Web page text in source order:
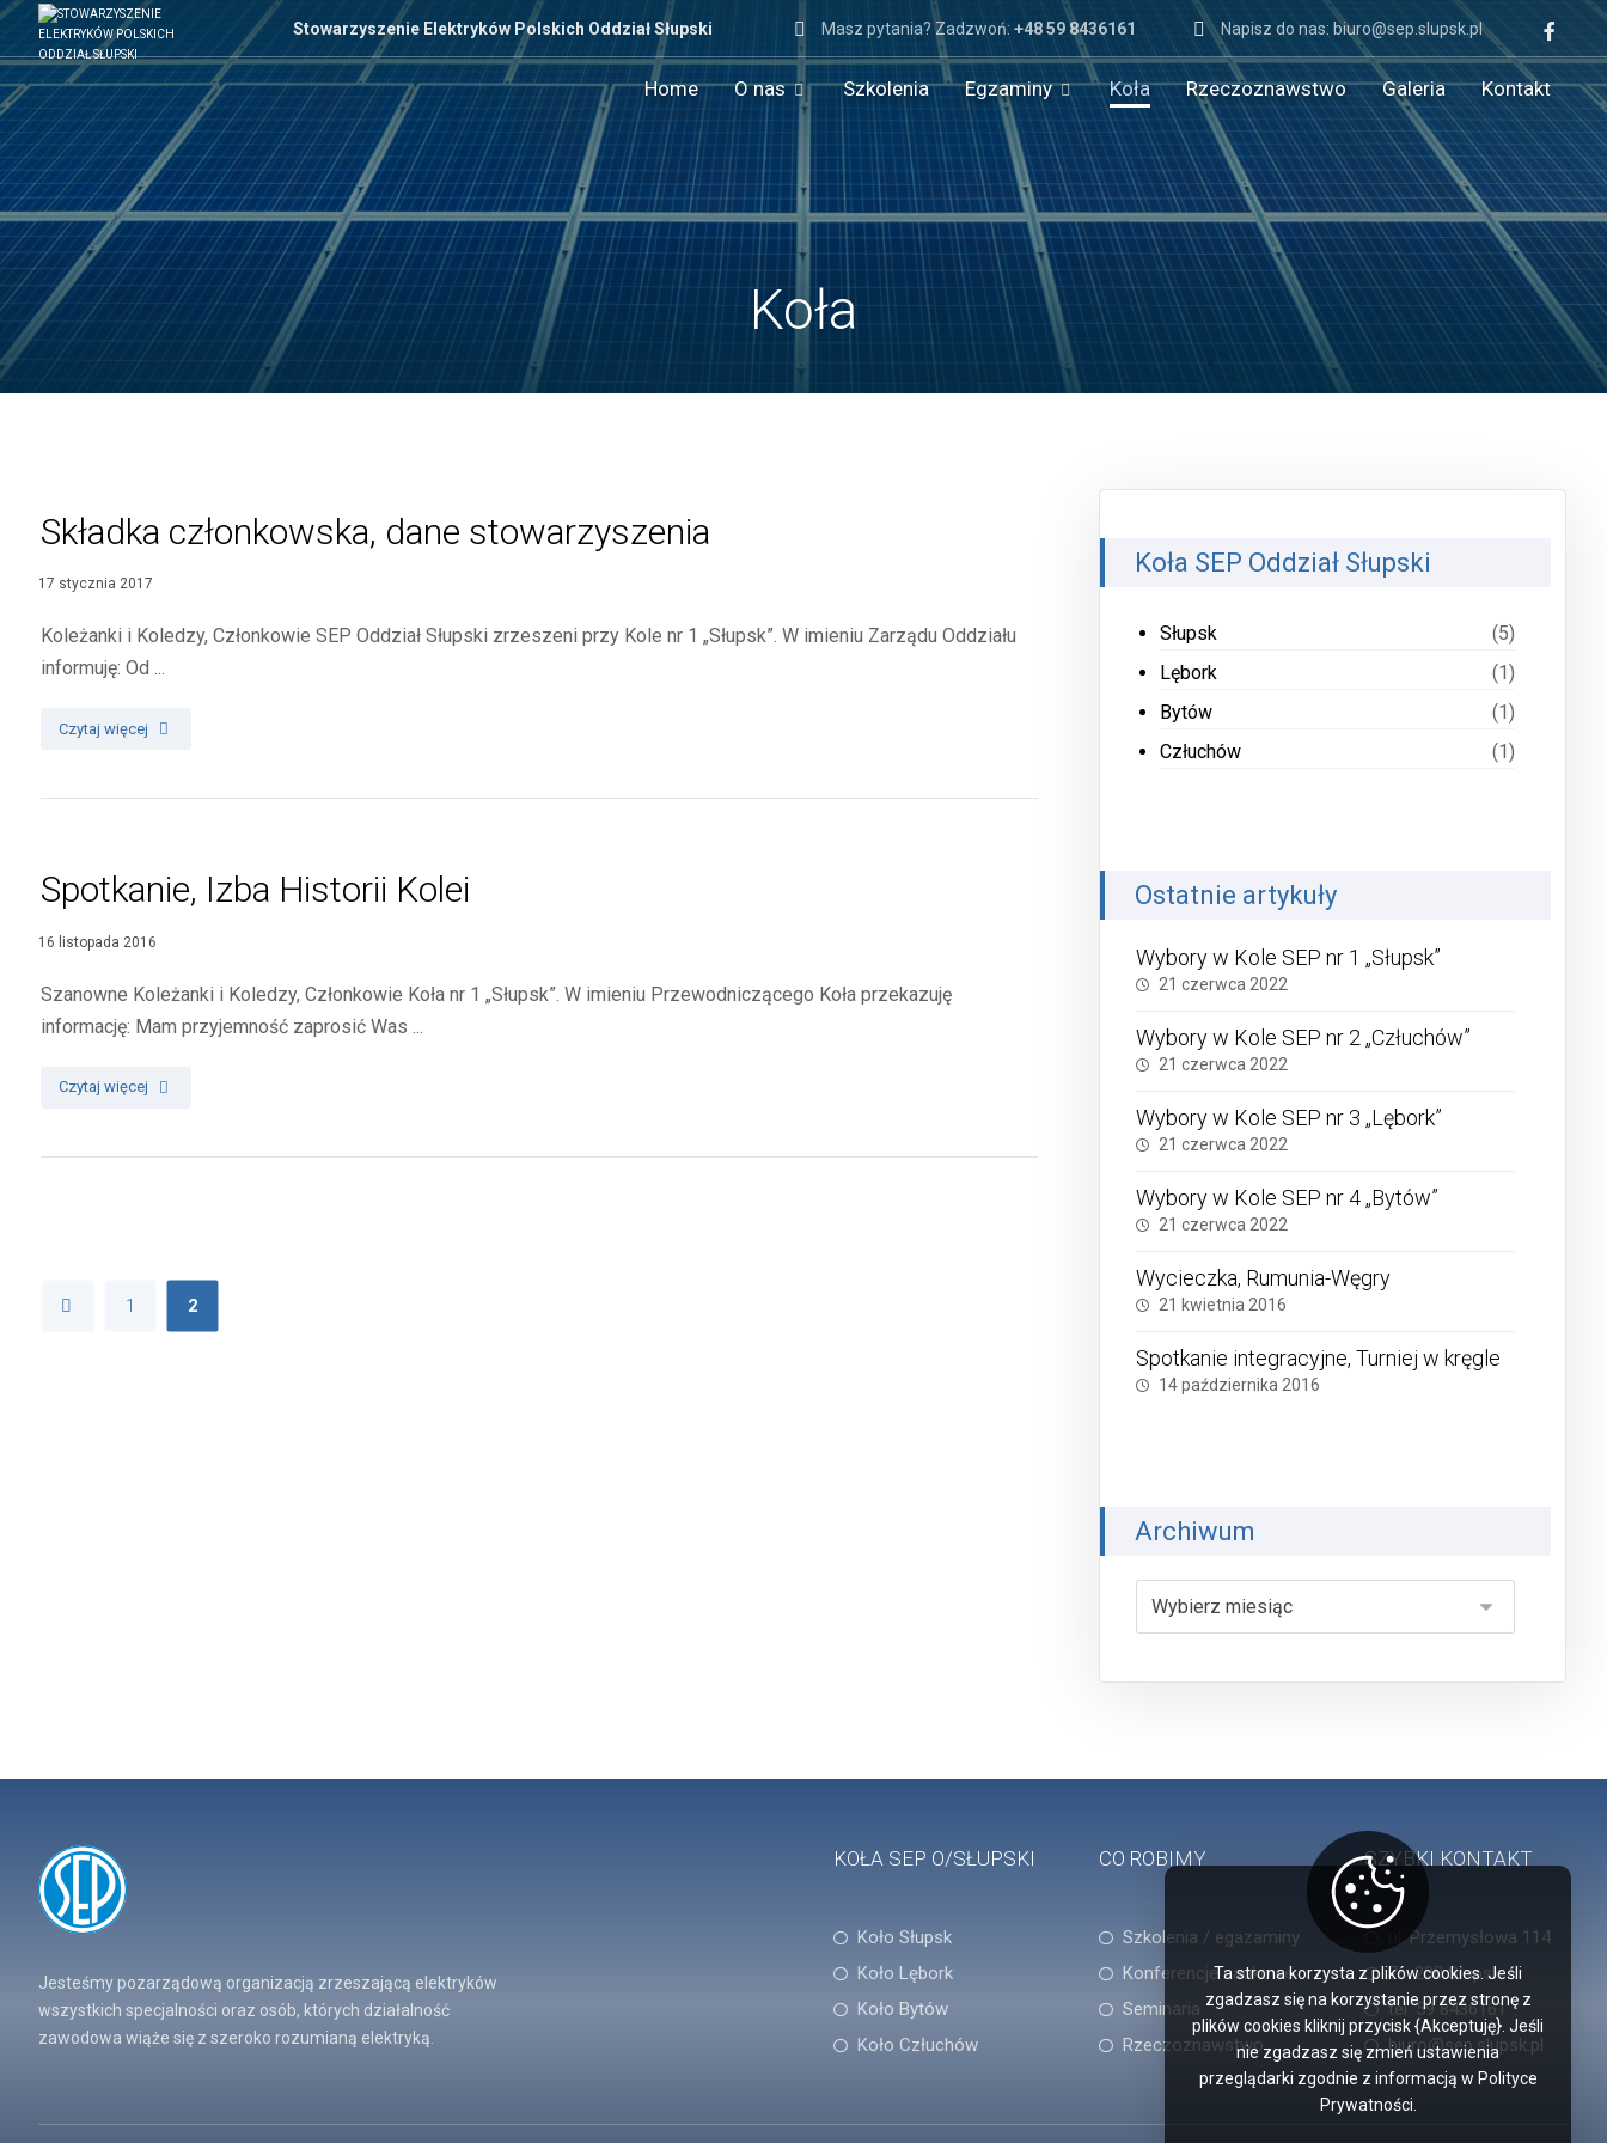
Napisz do nas: biuro@sep.slupsk.pl
Masz pytania? Zadzwoń: +48 59 8436161
Stowarzyszenie Elektryków Polskich Oddział Słupski
Home O nas Szkolenia Egzaminy Koła Rzeczoznawstwo Galeria Kontakt
Koła
Składka członkowska, dane stowarzyszenia
17 stycznia 2017
Koleżanki i Koledzy, Członkowie SEP Oddział Słupski zrzeszeni przy Kole nr 1 „Słupsk”. W imieniu Zarządu Oddziału
informuję: Od ...
Czytaj więcej
Spotkanie, Izba Historii Kolei
16 listopada 2016
Szanowne Koleżanki i Koledzy, Członkowie Koła nr 1 „Słupsk”. W imieniu Przewodniczącego Koła przekazuję
informację: Mam przyjemność zaprosić Was ...
Czytaj więcej
1 2
Koła SEP Oddział Słupski
Słupsk
(5)
Lębork
(1)
Bytów
(1)
Człuchów
(1)
Ostatnie artykuły
Wybory w Kole SEP nr 1 „Słupsk”
21 czerwca 2022
Wybory w Kole SEP nr 2 „Człuchów”
21 czerwca 2022
Wybory w Kole SEP nr 3 „Lębork”
21 czerwca 2022
Wybory w Kole SEP nr 4 „Bytów”
21 czerwca 2022
Wycieczka, Rumunia-Węgry
21 kwietnia 2016
Spotkanie integracyjne, Turniej w kręgle
14 października 2016
Archiwum
Jesteśmy pozarządową organizacją zrzeszającą elektryków
wszystkich specjalności oraz osób, których działalność
zawodowa wiąże się z szeroko rozumianą elektryką.
KOŁA SEP O/SŁUPSKI
Koło Słupsk
Koło Lębork
Koło Bytów
Koło Człuchów
CO ROBIMY
Szkolenia / egazaminy
Konferencje naukowe
Seminaria
Rzeczoznawstwo
SZYBKI KONTAKT
ul. Przemysłowa 114
76-200 Słupsk
tel. 59 8436161
biuro@sep.slupsk.pl
Ta strona korzysta z plików cookies. Jeśli
zgadzasz się na korzystanie przez stronę z
plików cookies kliknij przycisk {Akceptuję}. Jeśli
nie zgadzasz się zmień ustawienia
przeglądarki zgodnie z informacją w Polityce
Prywatności.